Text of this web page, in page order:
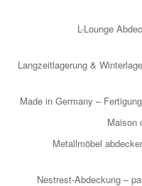
L-Lounge
Langzeitlagerung &
Made in Germany –
Maison
Metallmöbel
Nestrest-Abdeckung –